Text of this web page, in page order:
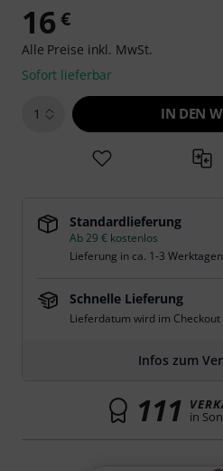
16 €
Alle Preise inkl. MwSt.
Sofort lieferbar
1 IN DEN
Standardlieferung
Ab 29 € kostenlos
Lieferung in ca. 1-3 Werktagen
Schnelle Lieferung
Lieferdatum wird im Checkout
Infos zum
111 in